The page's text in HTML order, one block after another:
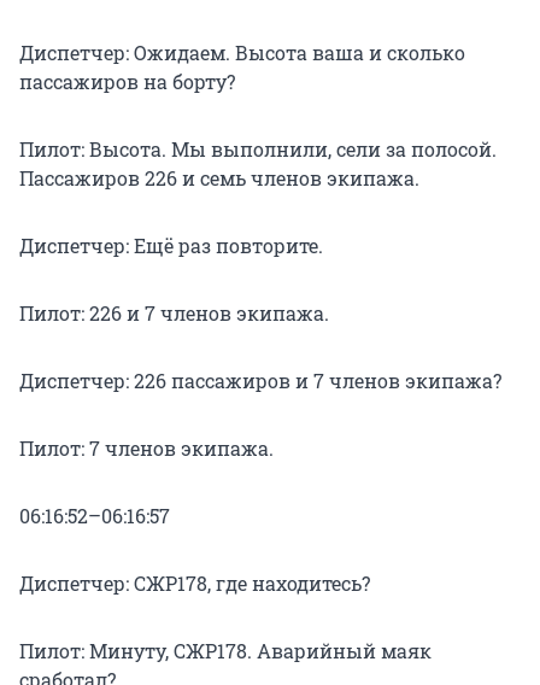
Диспетчер: Ожидаем. Высота ваша и сколько
пассажиров на борту?
Пилот: Высота. Мы выполнили, сели за полосой.
Пассажиров 226 и семь членов экипажа.
Диспетчер: Ещё раз повторите.
Пилот: 226 и 7 членов экипажа.
Диспетчер: 226 пассажиров и 7 членов экипажа?
Пилот: 7 членов экипажа.
06:16:52–06:16:57
Диспетчер: СЖР178, где находитесь?
Пилот: Минуту, СЖР178. Аварийный маяк
сработал?